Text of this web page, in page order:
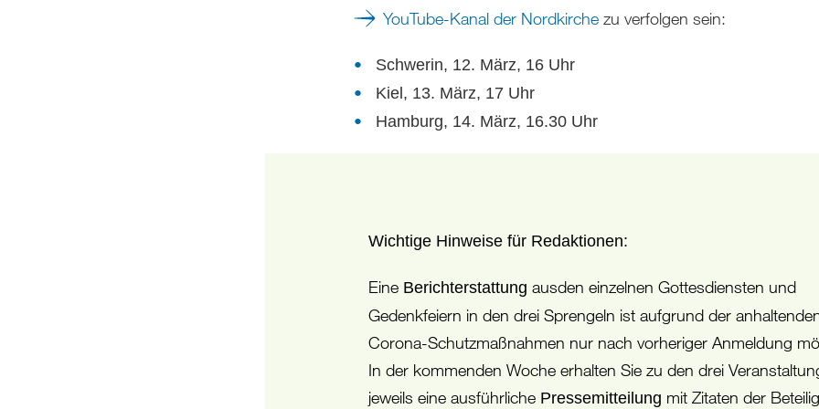
YouTube-Kanal der Nordkirche zu verfolgen sein:
Schwerin, 12. März, 16 Uhr
Kiel, 13. März, 17 Uhr
Hamburg, 14. März, 16.30 Uhr
Wichtige Hinweise für Redaktionen:
Eine Berichterstattungausden einzelnen Gottesdiensten und
Gedenkfeiern in den drei Sprengeln ist aufgrund der
Corona-Schutzmaßnahmen nur nach vorheriger Anmeldung
In der kommenden Woche erhalten Sie zu den drei
jeweils eine ausführliche Pressemitteilung mit Zitaten der